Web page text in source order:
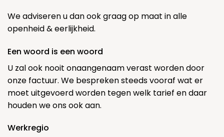
We adviseren u dan ook graag op maat in alle
openheid & eerlijkheid.
Een woord is een woord
U zal ook nooit onaangenaam verast worden door
onze factuur. We bespreken steeds vooraf wat er
moet uitgevoerd worden tegen welk tarief en daar
houden we ons ook aan.
Werkregio